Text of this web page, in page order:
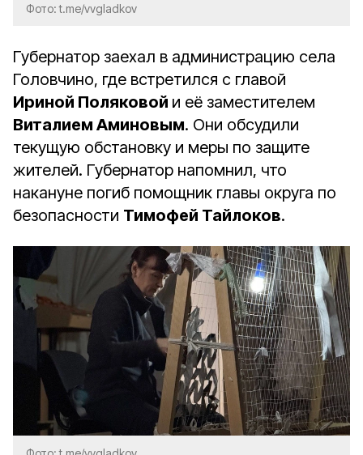
Фото: t.me/vvgladkov
Губернатор заехал в администрацию села
Головчино, где встретился с главой
Ириной Поляковой и её заместителем
Виталием Аминовым. Они обсудили
текущую обстановку и меры по защите
жителей. Губернатор напомнил, что
накануне погиб помощник главы округа по
безопасности Тимофей Тайлоков.